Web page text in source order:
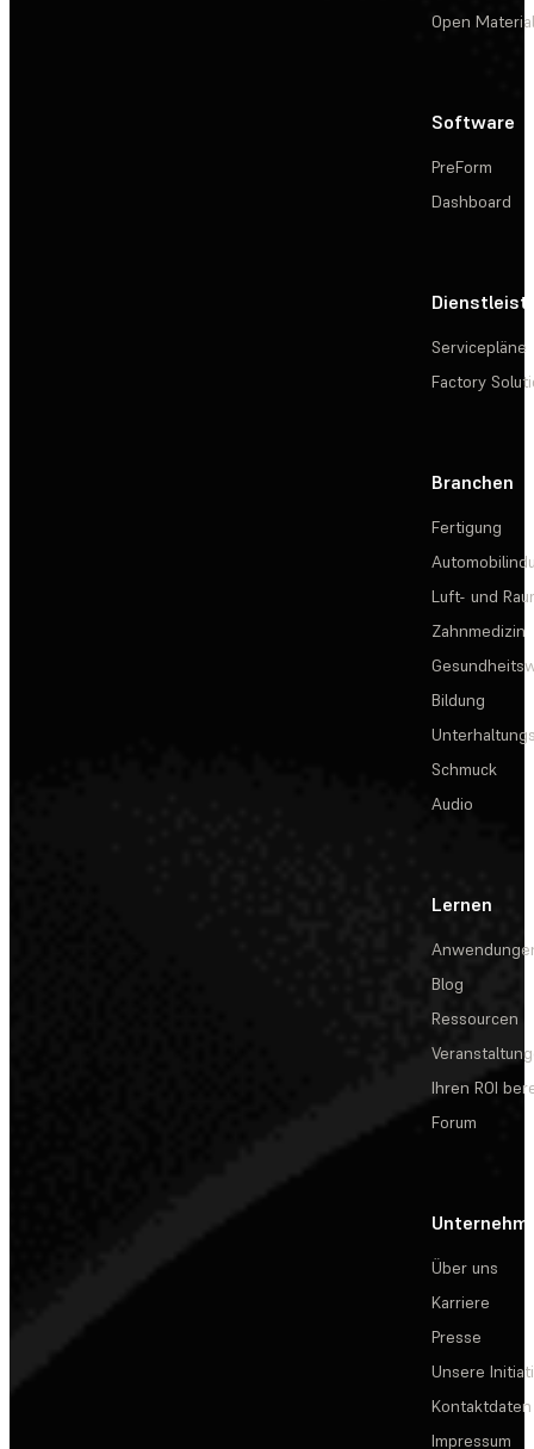
Open
Software
PreForm
Dashboard
Servicepläne
Factory
Branchen
Fertigung
Luft- und
Zahnmedizin
Bildung
Schmuck
Audio
Lernen
Blog
Ressourcen
Ihren ROI
Forum
Über uns
Karriere
Presse
Unsere
Kontaktdaten
Impressum